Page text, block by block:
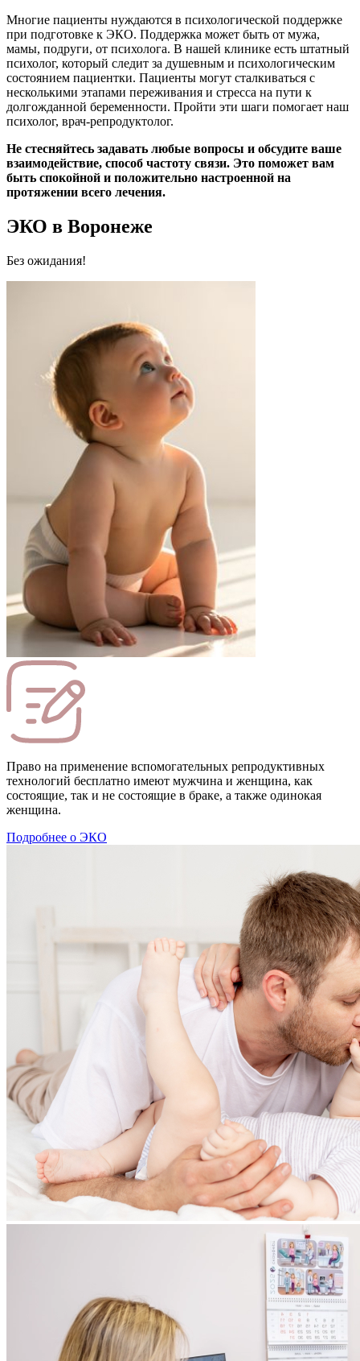
Многие пациенты нуждаются в психологической поддержке
при подготовке к ЭКО. Поддержка может быть от мужа,
мамы, подруги, от психолога. В нашей клинике есть штатный
психолог, который следит за душевным и психологическим
состоянием пациентки. Пациенты могут сталкиваться с
несколькими этапами переживания и стресса на пути к
долгожданной беременности. Пройти эти шаги помогает наш
психолог, врач-репродуктолог.
Не стесняйтесь задавать любые вопросы и обсудите ваше
взаимодействие, способ частоту связи. Это поможет вам
быть спокойной и положительно настроенной на
протяжении всего лечения.
ЭКО в Воронеже
Без ожидания!
Право на применение вспомогательных репродуктивных
технологий бесплатно имеют мужчина и женщина, как
состоящие, так и не состоящие в браке, а также одинокая
женщина.
Подробнее о ЭКО